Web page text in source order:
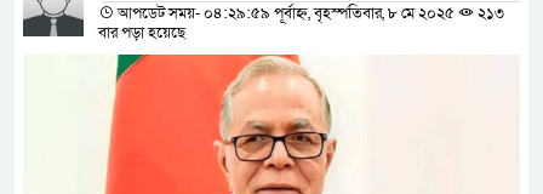
আপডেট সময়- ০৪:২৯:৫৯ পূর্বাহ্ন, বৃহস্পতিবার, ৮ মে ২০২৫
২১৩
বার পড়া হয়েছে